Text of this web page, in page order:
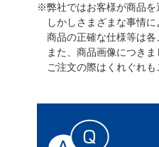
※弊社ではお客様が商品を
しかしさまざまな事情
商品の正確な仕様等は
また、商品画像につき
ご注文の際はくれぐれ